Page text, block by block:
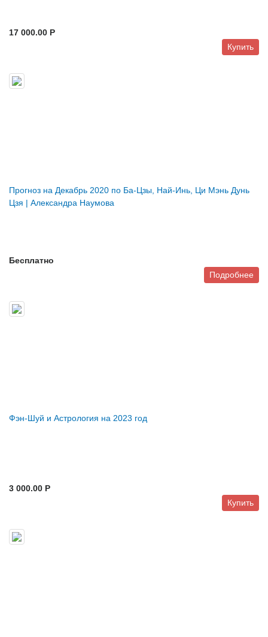
17 000.00 P
Купить
Прогноз на Декабрь 2020 по Ба-Цзы, Най-Инь, Ци Мэнь Дунь
Цзя | Александра Наумова
Бесплатно
Подробнее
Фэн-Шуй и Астрология на 2023 год
3 000.00 P
Купить